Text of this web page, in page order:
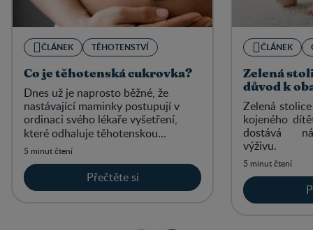
ČLÁNEK TĚHOTENSTVÍ
Co je těhotenská cukrovka?
Dnes už je naprosto běžné, že
nastávající maminky postupují v
ordinaci svého lékaře vyšetření,
které odhalujetěhotenskou
cukrovku neboli těhotenskou
5 minut čtení
Přečtěte si
ČLÁNEK
Zelená
důvod k
Zelená
kojeného
dostává
výživu.
5 minut čtení